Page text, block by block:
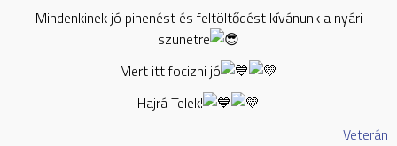
Mindenkinek jó pihenést és feltöltődést kívánunk a nyári
szünetre
Mert itt focizni jó
Hajrá Telek!
Veterán